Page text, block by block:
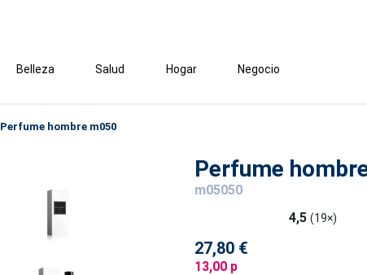
Belleza Salud Hogar Negocio
Perfume hombre m050
Perfume
m05050
4,5 (19×)
27,80 €
13,00 p